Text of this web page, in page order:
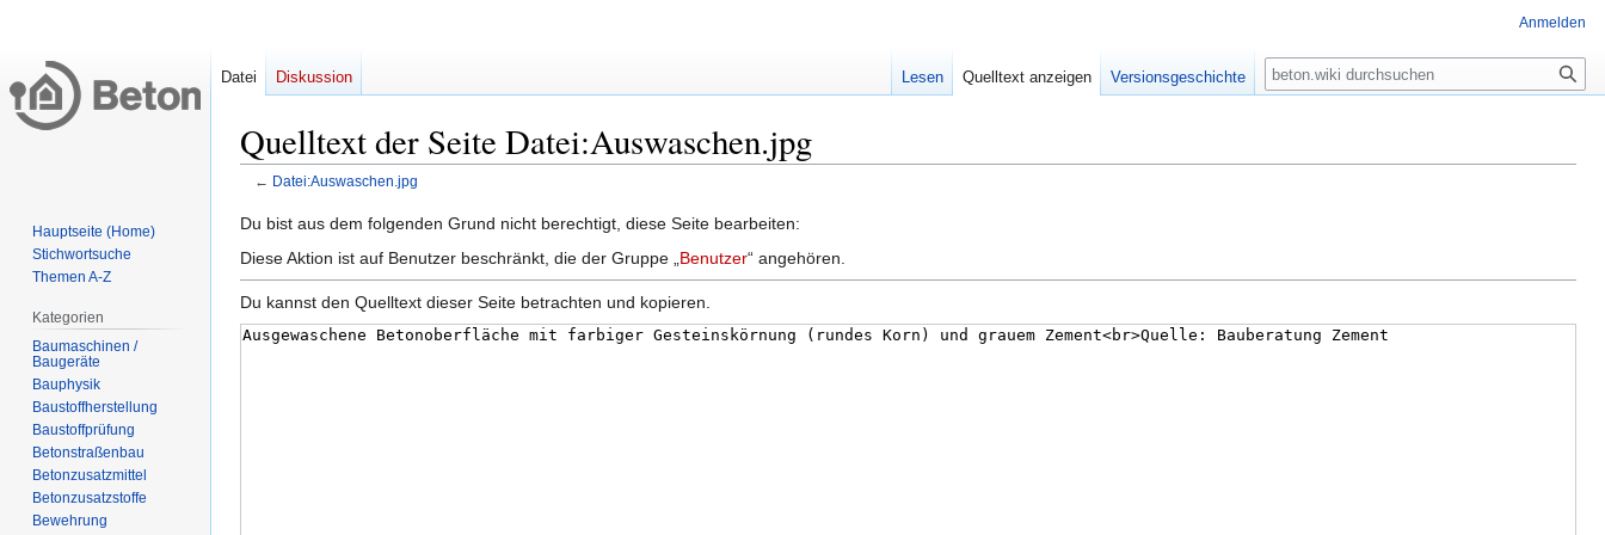
Quelltext der Seite Datei:Auswaschen.jpg
← Datei:Auswaschen.jpg
Zur
Navigation
Zur
Suche
Du bist aus dem folgenden Grund nicht berechtigt, diese Seite bearbeiten:
Diese Aktion ist auf Benutzer beschränkt, die der Gruppe „ Benutzer“ angehören.
Du kannst den Quelltext dieser Seite betrachten und kopieren.
Anmelden
Datei Diskussion Lesen Quelltext anzeigen Versionsgeschichte
Hauptseite (Home)
Stichwortsuche
Themen A-Z
Kategorien
Baumaschinen /
Bauphysik
Baustoffprüfung
Betonstraßenbau
‏‎Betonzusatzmittel
‏‎Betonzusatzstoffe